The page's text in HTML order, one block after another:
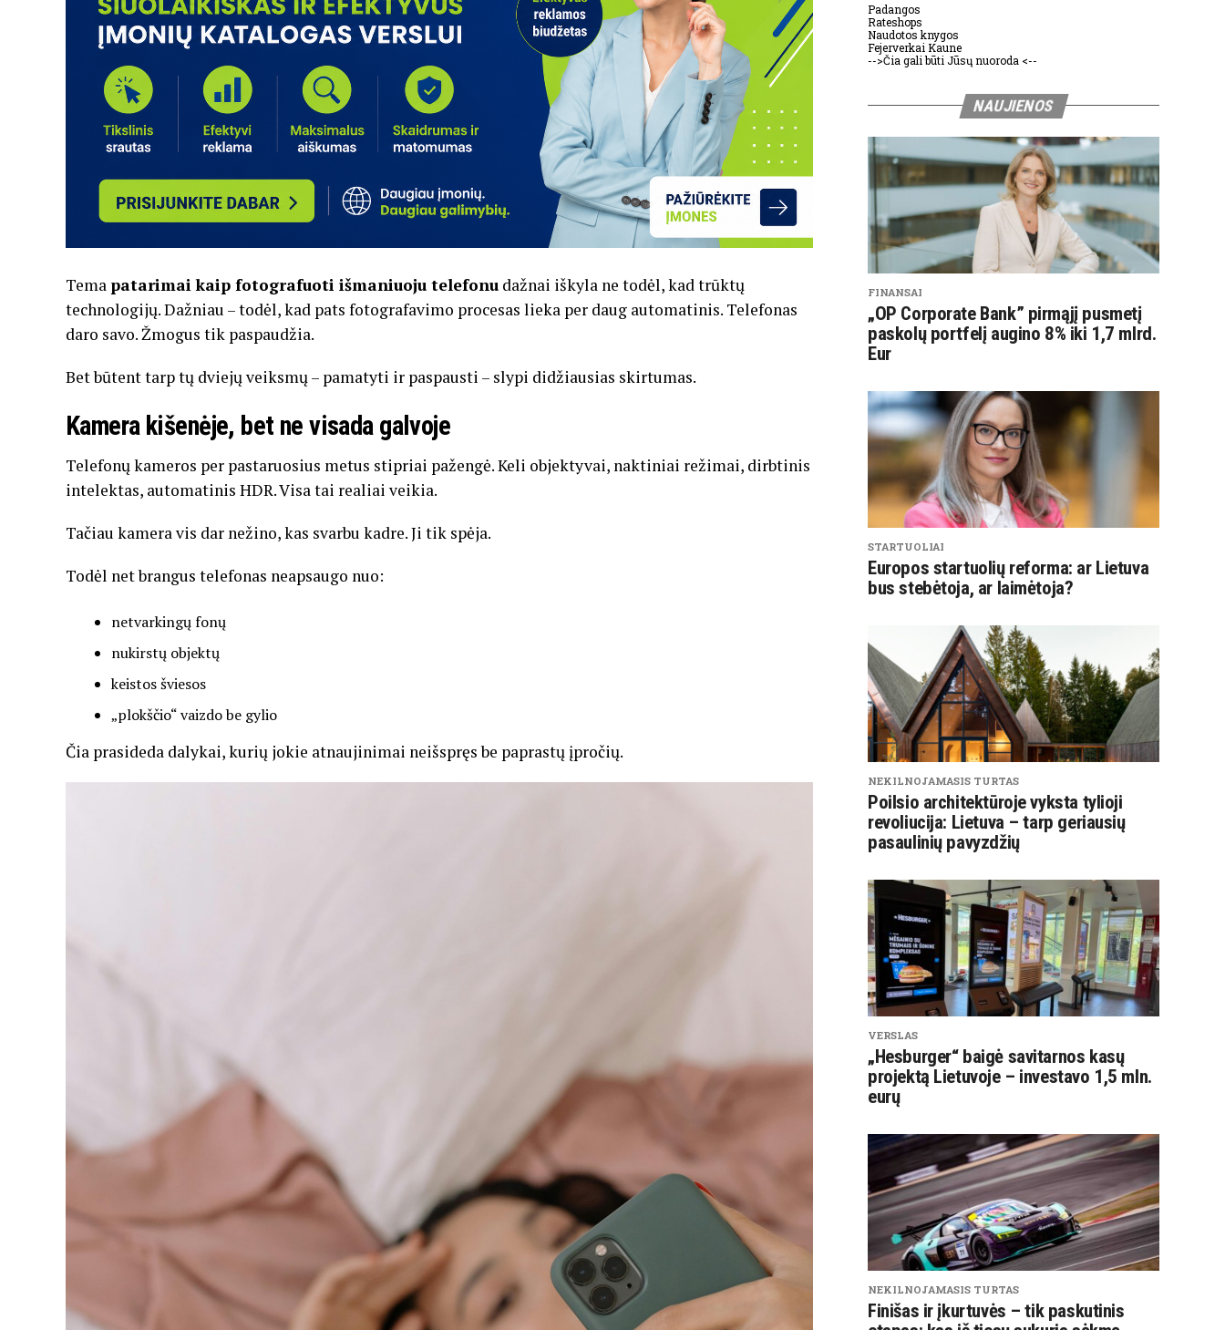
Tema patarimai kaip fotografuoti išmaniuoju telefonu dažnai iškyla ne todėl, kad trūktų
technologijų. Dažniau – todėl, kad pats fotografavimo procesas lieka per daug automatinis. Telefonas
daro savo. Žmogus tik paspaudžia.
Bet būtent tarp tų dviejų veiksmų – pamatyti ir paspausti – slypi didžiausias skirtumas.
Kamera kišenėje, bet ne visada galvoje
Telefonų kameros per pastaruosius metus stipriai pažengė. Keli objektyvai, naktiniai režimai, dirbtinis
intelektas, automatinis HDR. Visa tai realiai veikia.
Tačiau kamera vis dar nežino, kas svarbu kadre. Ji tik spėja.
Todėl net brangus telefonas neapsaugo nuo:
netvarkingų fonų
nukirstų objektų
keistos šviesos
„plokščio“ vaizdo be gylio
Čia prasideda dalykai, kurių jokie atnaujinimai neišspręs be paprastų įpročių.
Padangos
Rateshops
Naudotos knygos
Fejerverkai Kaune
-->Čia gali būti Jūsų nuoroda <--
NAUJIENOS
FINANSAI
„OP Corporate Bank” pirmąjį pusmetį
paskolų portfelį augino 8% iki 1,7 mlrd.
Eur
STARTUOLIAI
Europos startuolių reforma: ar Lietuva
bus stebėtoja, ar laimėtoja?
NEKILNOJAMASIS TURTAS
Poilsio architektūroje vyksta tylioji
revoliucija: Lietuva – tarp geriausių
pasaulinių pavyzdžių
VERSLAS
„Hesburger“ baigė savitarnos kasų
projektą Lietuvoje – investavo 1,5 mln.
eurų
NEKILNOJAMASIS TURTAS
Finišas ir įkurtuvės – tik paskutinis